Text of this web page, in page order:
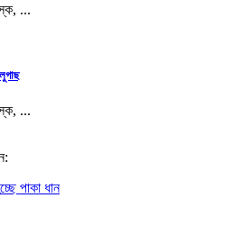
...
...
পাকা ধান